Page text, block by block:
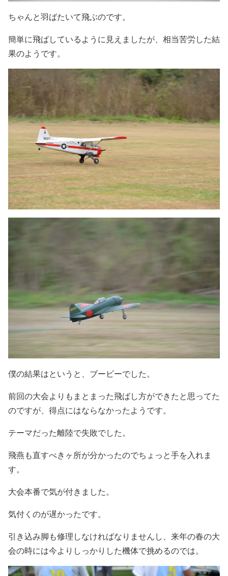
ちゃんと羽ばたいて飛ぶのです。
簡単に飛ばしているように見えましたが、相当苦労した結
果のようです。
僕の結果はというと、ブービーでした。
前回の大会よりもまとまった飛ばし方ができたと思ってた
のですが、得点にはならなかったようです。
テーマだった離陸で失敗でした。
飛燕も直すべきヶ所が分かったのでちょっと手を入れま
す。
大会本番で気が付きました。
気付くのが遅かったです。
引き込み脚も修理しなければなりませんし、来年の春の大
会の時には今よりしっかりした機体で挑めるのでは。